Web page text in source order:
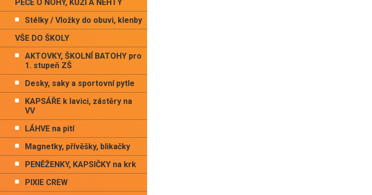
PÉČE O NOHY, KŮŽI A NEHTY
Stélky / Vložky do obuvi, klenby
VŠE DO ŠKOLY
AKTOVKY, ŠKOLNÍ BATOHY pro
1. stupeň ZŠ
Desky, saky a sportovní pytle
KAPSÁŘE k lavici, zástěry na
VV
LÁHVE na pití
Magnetky, přívěšky, blikačky
PENĚŽENKY, KAPSIČKY na krk
PIXIE CREW